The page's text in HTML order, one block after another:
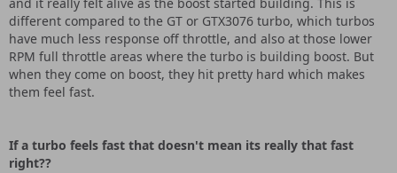
different compared to the GT or GTX3076 turbo, which turbos
have much less response off throttle, and also at those lower
RPM full throttle areas where the turbo is building boost. But
when they come on boost, they hit pretty hard which makes
them feel fast.
If a turbo feels fast that doesn't mean its really that fast
right??